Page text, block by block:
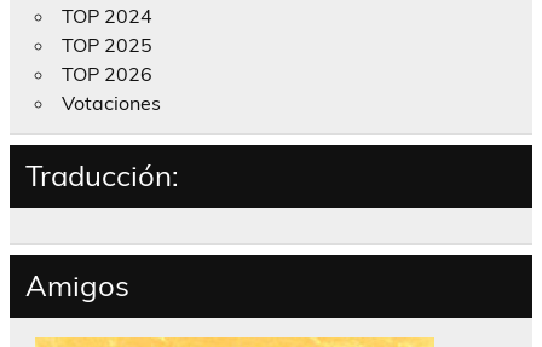
TOP 2024
TOP 2025
TOP 2026
Votaciones
Traducción:
Amigos